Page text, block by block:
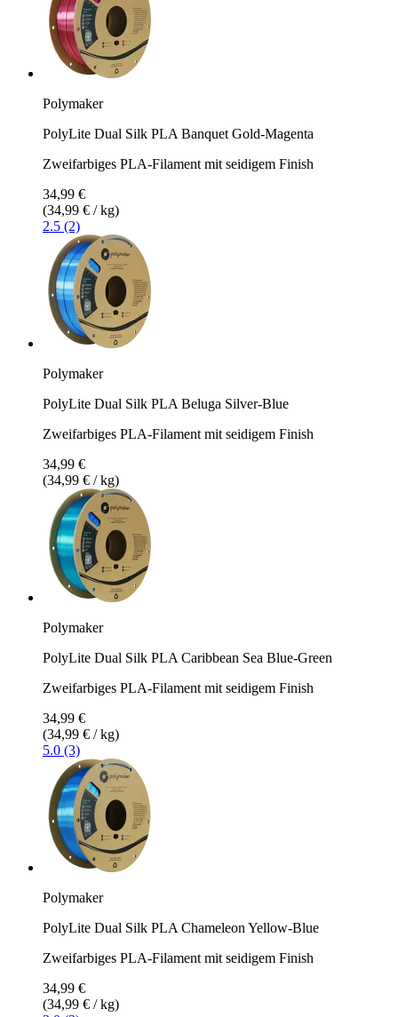
Polymaker
PolyLite Dual Silk PLA Banquet Gold-Magenta
Zweifarbiges PLA-Filament mit seidigem Finish
34,99 €
(34,99 € / kg)
2.5 (2)
Polymaker
PolyLite Dual Silk PLA Beluga Silver-Blue
Zweifarbiges PLA-Filament mit seidigem Finish
34,99 €
(34,99 € / kg)
Polymaker
PolyLite Dual Silk PLA Caribbean Sea Blue-Green
Zweifarbiges PLA-Filament mit seidigem Finish
34,99 €
(34,99 € / kg)
5.0 (3)
Polymaker
PolyLite Dual Silk PLA Chameleon Yellow-Blue
Zweifarbiges PLA-Filament mit seidigem Finish
34,99 €
(34,99 € / kg)